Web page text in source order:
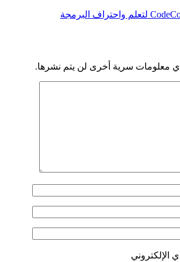
أي معلومات سرية أخرى لن يتم نشرها.